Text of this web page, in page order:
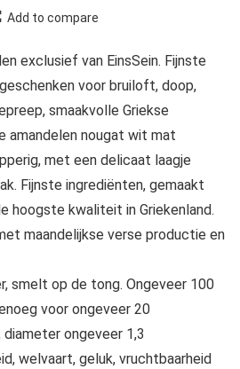
Add to compare
exclusief van EinsSein. Fijnste
voor bruiloft, doop,
smaakvolle Griekse
amandelen nougat wit mat
met een delicaat laagje
Fijnste ingrediënten, gemaakt
hoogste kwaliteit in Griekenland.
maandelijkse verse productie en
smelt op de tong. Ongeveer 100
voor ongeveer 20
diameter ongeveer 1,3
welvaart, geluk, vruchtbaarheid